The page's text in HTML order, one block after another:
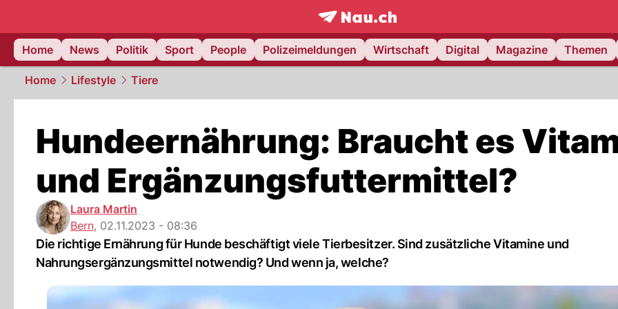
frontpage.NAU.ch
Home
News Politik Sport People Polizeimeldungen Wirtschaft Digital Magazine Themen
Home Lifestyle Tiere
Hundeernährung: Braucht es
und Ergänzungsfuttermittel?
Laura Martin
Bern, 02.11.2023 - 08:36
Die richtige Ernährung für Hunde beschäftigt viele Tierbesitzer. Sind zusätzliche Vitamine und
Nahrungsergänzungsmittel notwendig? Und wenn ja, welche?